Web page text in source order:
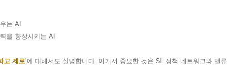
는 AI
을 향상시키는 AI
고 제로’에 대해서도 설명합니다. 여기서 중요한 것은 SL 정책 네트워크와 밸